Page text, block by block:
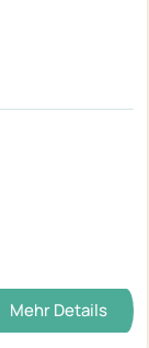
Mehr Details